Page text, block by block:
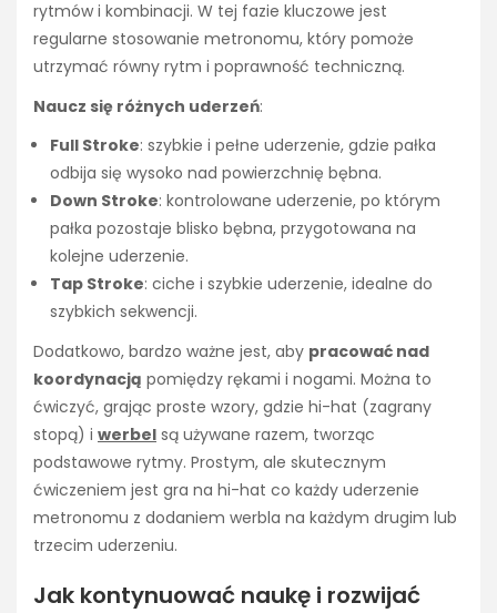
rytmów i kombinacji. W tej fazie kluczowe jest
regularne stosowanie metronomu, który pomoże
utrzymać równy rytm i poprawność techniczną.
Naucz się różnych uderzeń:
Full Stroke: szybkie i pełne uderzenie, gdzie pałka
odbija się wysoko nad powierzchnię bębna.
Down Stroke: kontrolowane uderzenie, po którym
pałka pozostaje blisko bębna, przygotowana na
kolejne uderzenie.
Tap Stroke: ciche i szybkie uderzenie, idealne do
szybkich sekwencji.
Dodatkowo, bardzo ważne jest, aby pracować nad
koordynacją pomiędzy rękami i nogami. Można to
ćwiczyć, grając proste wzory, gdzie hi-hat (zagrany
stopą) i werbel są używane razem, tworząc
podstawowe rytmy. Prostym, ale skutecznym
ćwiczeniem jest gra na hi-hat co każdy uderzenie
metronomu z dodaniem werbla na każdym drugim lub
trzecim uderzeniu.
Jak kontynuować naukę i rozwijać